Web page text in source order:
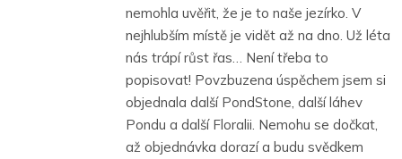
nemohla uvěřit, že je to naše jezírko. V
nejhlubším místě je vidět až na dno. Už léta
nás trápí růst řas… Není třeba to
popisovat! Povzbuzena úspěchem jsem si
objednala další PondStone, další láhev
Pondu a další Floralii. Nemohu se dočkat,
až objednávka dorazí a budu svědkem